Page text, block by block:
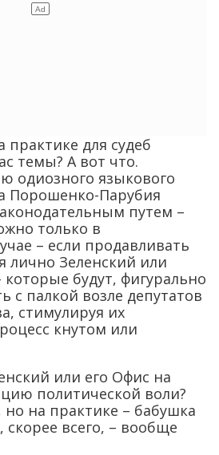
практике для судеб
темы? А вот что.
одиозного языкового
Порошенко-Парубия
путем –
только в
– если продавливать
лично Зеленский или
которые будут, фигурально
с палкой возле депутатов
стимулируя их
кнутом или
или его Офис на
политической воли?
но на практике – бабушка
скорее всего, – вообще